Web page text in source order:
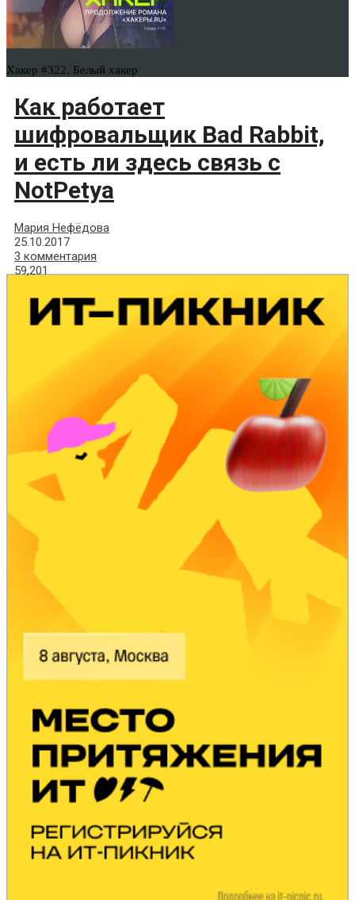
Хакер #322. Белый хакер
Как работает
шифровальщик Bad Rabbit,
и есть ли здесь связь с
NotPetya
Мария Нефёдова
25.10.2017
3 комментария
59,201